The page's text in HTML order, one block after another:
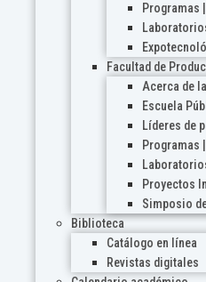
Programas
Facultad de
Acerca de
Escuela
Líderes de
Programas
Proyectos
Simposio
Biblioteca
Catálogo en línea
Revistas digitales